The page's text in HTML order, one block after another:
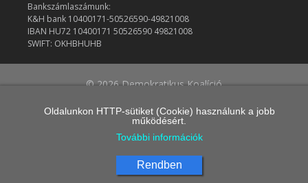
Bankszámlaszámunk:
K&H bank 10400171-50526590-49821008
IBAN HU72 10400171 50526590 49821008
SWIFT: OKHBHUHB
© 2026 Demokratikus Koalíció
Oldalunkon HTTP-sütiket (Cookie) használunk a jobb
működésért.
További információk